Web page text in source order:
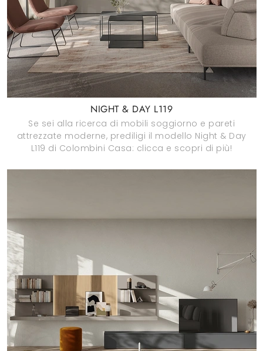
NIGHT & DAY L119
Se sei alla ricerca di mobili soggiorno e pareti
attrezzate moderne, prediligi il modello Night & Day
L119 di Colombini Casa: clicca e scopri di più!